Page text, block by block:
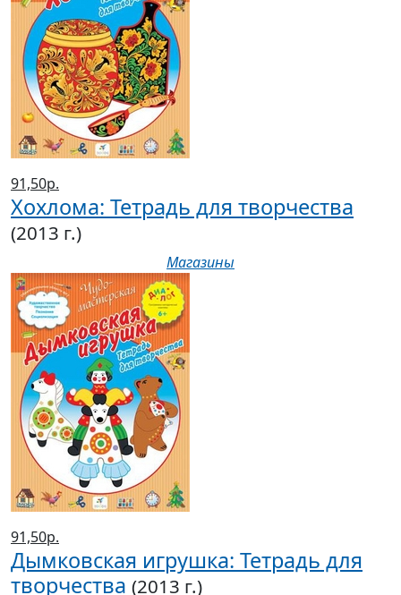
91,50р.
Хохлома: Тетрадь для творчества
(2013 г.)
Магазины
91,50р.
Дымковская игрушка: Тетрадь для
творчества (2013 г.)